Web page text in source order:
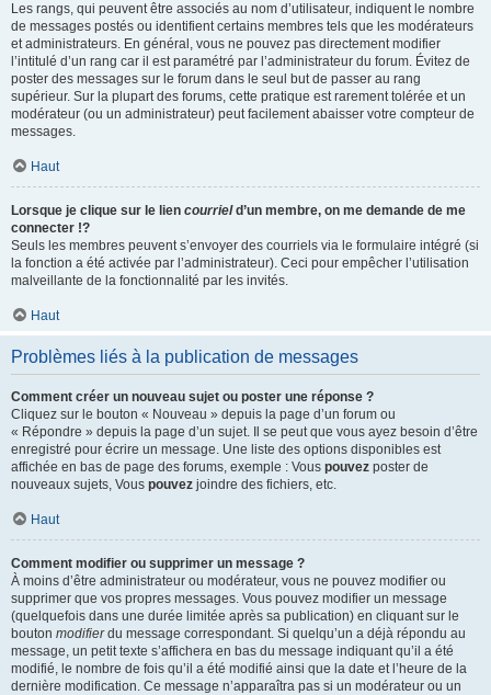
Les rangs, qui peuvent être associés au nom d’utilisateur, indiquent le nombre
de messages postés ou identifient certains membres tels que les modérateurs
et administrateurs. En général, vous ne pouvez pas directement modifier
l’intitulé d’un rang car il est paramétré par l’administrateur du forum. Évitez de
poster des messages sur le forum dans le seul but de passer au rang
supérieur. Sur la plupart des forums, cette pratique est rarement tolérée et un
modérateur (ou un administrateur) peut facilement abaisser votre compteur de
messages.
Haut
Lorsque je clique sur le lien courrield’un membre, on me demande de me
connecter !?
Seuls les membres peuvent s’envoyer des courriels via le formulaire intégré (si
la fonction a été activée par l’administrateur). Ceci pour empêcher l’utilisation
malveillante de la fonctionnalité par les invités.
Haut
Problèmes liés à la publication de messages
Comment créer un nouveau sujet ou poster une réponse ?
Cliquez sur le bouton « Nouveau » depuis la page d’un forum ou
« Répondre » depuis la page d’un sujet. Il se peut que vous ayez besoin d’être
enregistré pour écrire un message. Une liste des options disponibles est
affichée en bas de page des forums, exemple : Vous pouvez poster de
nouveaux sujets, Vous pouvez joindre des fichiers, etc.
Haut
Comment modifier ou supprimer un message ?
À moins d’être administrateur ou modérateur, vous ne pouvez modifier ou
supprimer que vos propres messages. Vous pouvez modifier un message
(quelquefois dans une durée limitée après sa publication) en cliquant sur le
bouton modifierdu message correspondant. Si quelqu’un a déjà répondu au
message, un petit texte s’affichera en bas du message indiquant qu’il a été
modifié, le nombre de fois qu’il a été modifié ainsi que la date et l’heure de la
dernière modification. Ce message n’apparaîtra pas si un modérateur ou un